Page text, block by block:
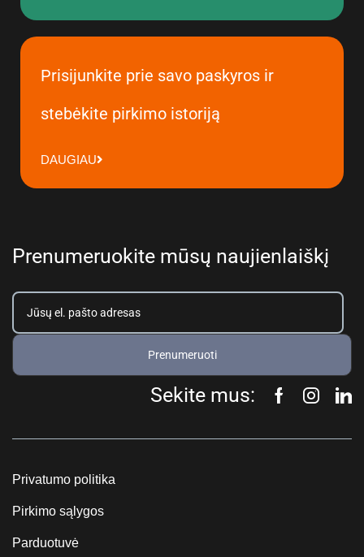
Prisijunkite prie savo paskyros ir
stebėkite pirkimo istoriją
DAUGIAU
Prenumeruokite mūsų naujienlaiškį
Prenumeruoti
Sekite mus:
Privatumo politika
Pirkimo sąlygos
Parduotuvė